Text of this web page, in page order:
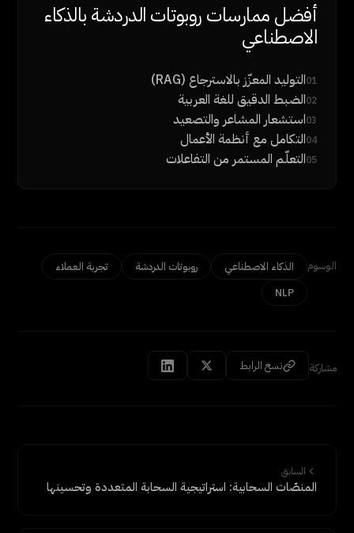
أفضل ممارسات روبوتات الدردشة بالذكاء
الاصطناعي
01التوليد المعزّز بالاسترجاع (RAG)
02الضبط الدقيق للغة العربية
03استشعار المشاعر والتصعيد
04التكامل مع أنظمة الأعمال
05التعلّم المستمر من التفاعلات
الوسوم الذكاء الاصطناعي روبوتات الدردشة
تجربة العملاء
NLP
مشاركة نسخ الرابط
السابق
المنصّات السحابية: استراتيجية السحابة المتعددة وتحسينها